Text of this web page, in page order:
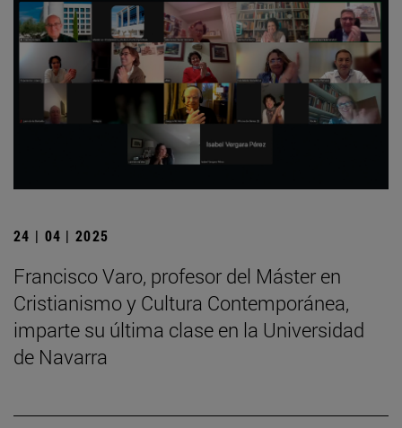
24 | 04 | 2025
Francisco Varo, profesor del Máster en
Cristianismo y Cultura Contemporánea,
imparte su última clase en la Universidad
de Navarra